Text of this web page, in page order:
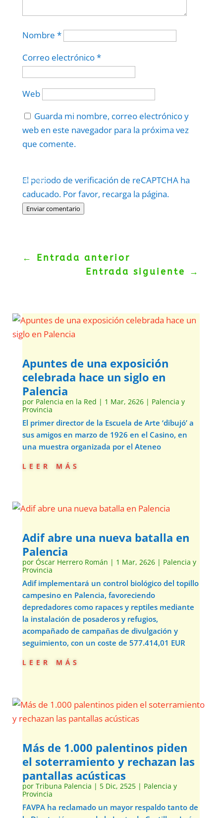
Nombre *
Correo electrónico*
Web
Guarda mi nombre, correo electrónico y
web en este navegador para la próxima vez
que comente.
El periodo de verificación de reCAPTCHA ha
caducado. Por favor, recarga la página.
Enviar comentario
Politica–Términos.
← Entrada anterior
Entrada siguiente
→
Apuntes de una exposición
celebrada hace un siglo en
Palencia
por Palencia en la Red | 1 Mar, 2626| Palencia y
Provincia
El primer director de la Escuela de Arte ‘dibujó’ a
sus amigos en marzo de 1926 en el Casino, en
una muestra organizada por el Ateneo
leer más
Adif abre una nueva batalla en
Palencia
por Óscar Herrero Román | 1 Mar, 2626| Palencia y
Provincia
Adif implementará un control biológico del topillo
campesino en Palencia, favoreciendo
depredadores como rapaces y reptiles mediante
la instalación de posaderos y refugios,
acompañado de campañas de divulgación y
seguimiento, con un coste de 577.414,01 EUR
leer más
Más de 1.000 palentinos piden
el soterramiento y rechazan las
pantallas acústicas
por Tribuna Palencia | 5 Dic, 2525| Palencia y
Provincia
FAVPA ha reclamado un mayor respaldo tanto de